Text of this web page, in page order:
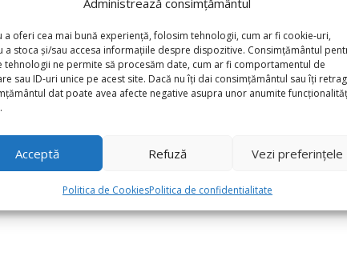
Administrează consimțământul
a oferi cea mai bună experiență, folosim tehnologii, cum ar fi cookie-uri,
a stoca și/sau accesa informațiile despre dispozitive. Consimțământul
tehnologii ne permite să procesăm date, cum ar fi comportamentul de
sau ID-uri unice pe acest site. Dacă nu îți dai consimțământul sau îți
dat poate avea afecte negative asupra unor anumite
Acceptă Refuză Vezi preferințele
Politica de CookiesPolitica de confidentialitate
x 50cm, Spiderman”
sunt marcate cu